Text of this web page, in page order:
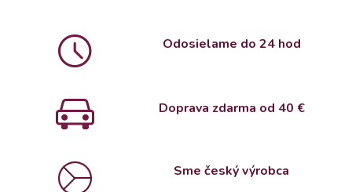
Odosielame do 24 hod
Doprava zdarma od 40 €
Sme český výrobca